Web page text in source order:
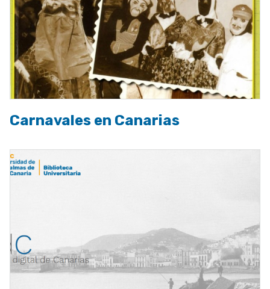
Carnavales en Canarias